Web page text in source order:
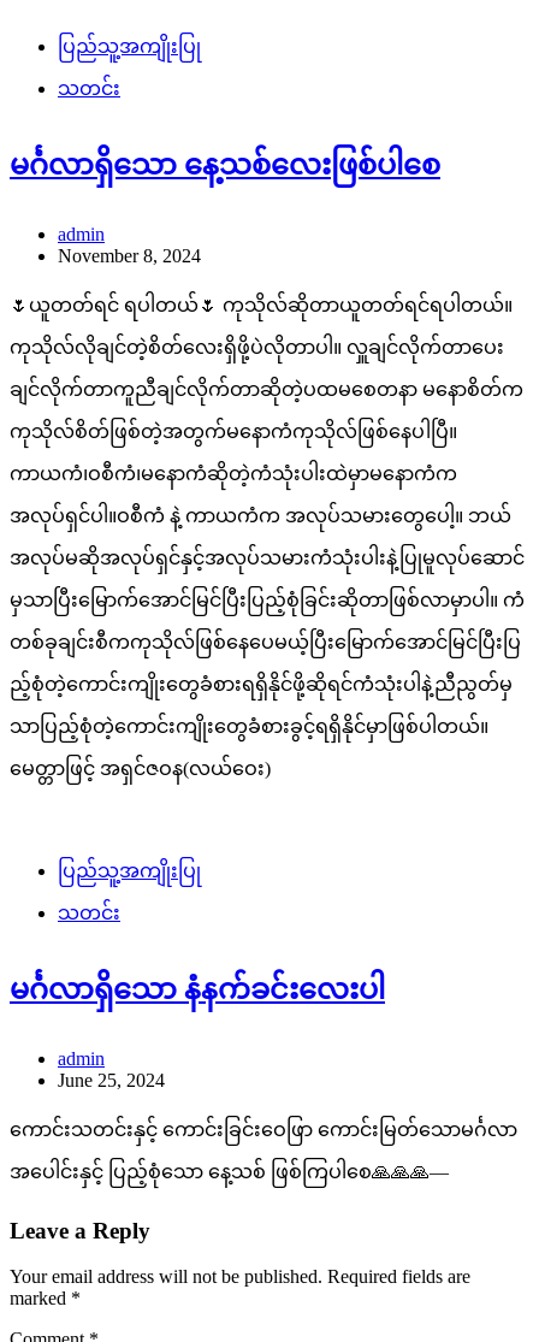
ပြည်သူ့အကျိုးပြု
သတင်း
မင်္ဂလာရှိသော နေ့သစ်လေးဖြစ်ပါစေ
admin
November 8, 2024
🌷ယူတတ်ရင် ရပါတယ်🌷 ကုသိုလ်ဆိုတာယူတတ်ရင်ရပါတယ်။
ကုသိုလ်လိုချင်တဲ့စိတ်လေးရှိဖို့ပဲလိုတာပါ။ လှူချင်လိုက်တာပေး
ချင်လိုက်တာကူညီချင်လိုက်တာဆိုတဲ့ပထမစေတနာ မနောစိတ်က
ကုသိုလ်စိတ်ဖြစ်တဲ့အတွက်မနောကံကုသိုလ်ဖြစ်နေပါပြီ။
ကာယကံ၊ဝစီကံ၊မနောကံဆိုတဲ့ကံသုံးပါးထဲမှာမနောကံက
အလုပ်ရှင်ပါ။ဝစီကံ နဲ့ ကာယကံက အလုပ်သမားတွေပေါ့။ ဘယ်
အလုပ်မဆိုအလုပ်ရှင်နှင့်အလုပ်သမားကံသုံးပါးနဲ့ပြုမူလုပ်ဆောင်
မှသာပြီးမြောက်အောင်မြင်ပြီးပြည့်စုံခြင်းဆိုတာဖြစ်လာမှာပါ။ ကံ
တစ်ခုချင်းစီကကုသိုလ်ဖြစ်နေပေမယ့်ပြီးမြောက်အောင်မြင်ပြီးပြ
ည့်စုံတဲ့ကောင်းကျိုးတွေခံစားရရှိနိုင်ဖို့ဆိုရင်ကံသုံးပါနဲ့ညီညွတ်မှ
သာပြည့်စုံတဲ့ကောင်းကျိုးတွေခံစားခွင့်ရရှိနိုင်မှာဖြစ်ပါတယ်။
မေတ္တာဖြင့် အရှင်ဇဝန(လယ်ဝေး)
ပြည်သူ့အကျိုးပြု
သတင်း
မင်္ဂလာရှိသော နံနက်ခင်းလေးပါ
admin
June 25, 2024
ကောင်းသတင်းနှင့် ကောင်းခြင်းဝေဖြာ ကောင်းမြတ်သောမင်္ဂလာ
အပေါင်းနှင့် ပြည့်စုံသော နေ့သစ် ဖြစ်ကြပါစေ🙏🙏🙏—
Leave a Reply
Your email address will not be published. Required fields are
marked *